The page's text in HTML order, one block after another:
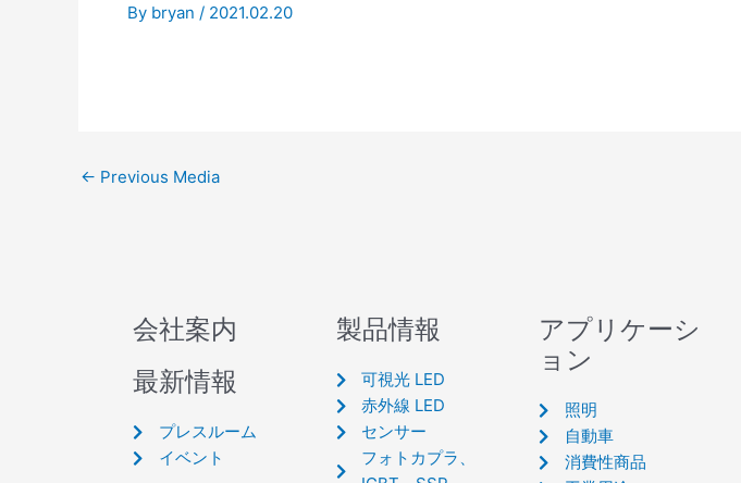
By bryan / 2021.02.20
← Previous Media
会社案内
最新情報
プレスルーム
イベント
製品情報
可視光 LED
赤外線 LED
センサー
フォトカプラ、
アプリケーシ
ョン
照明
自動車
消費性商品